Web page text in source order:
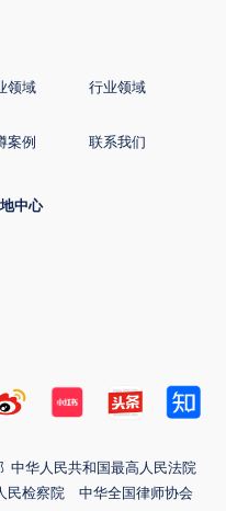
领域 行业领域
案例 联系我们
中心
中华人民共和国最高人民法院
民检察院
中华全国律师协会